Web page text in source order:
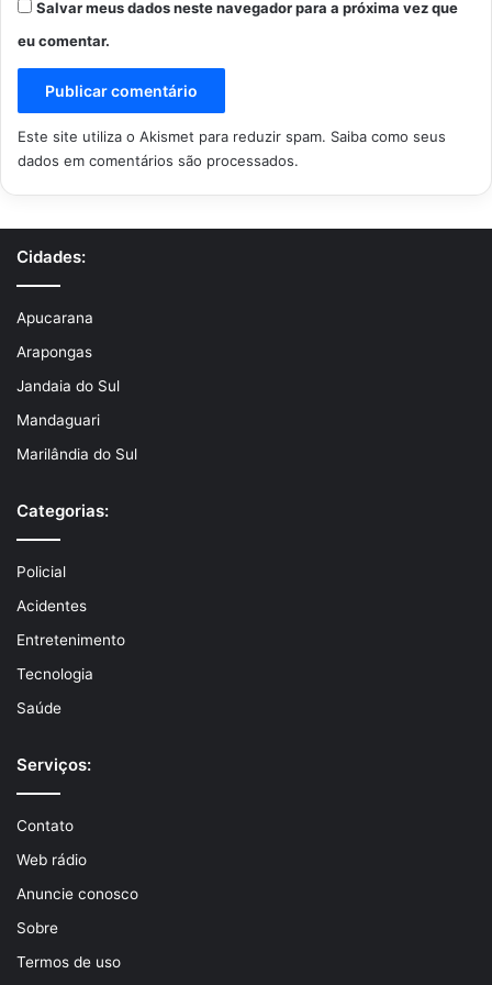
Salvar meus dados neste navegador para a próxima vez que
eu comentar.
Este site utiliza o Akismet para reduzir spam. Saiba como seus
dados em comentários são processados.
Cidades:
Apucarana
Arapongas
Jandaia do Sul
Mandaguari
Marilândia do Sul
Categorias:
Policial
Acidentes
Entretenimento
Tecnologia
Saúde
Serviços:
Contato
Web rádio
Anuncie conosco
Sobre
Termos de uso